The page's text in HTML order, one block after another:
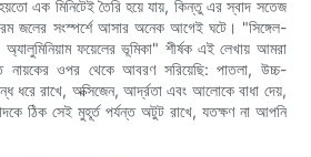
এক মিনিটেই তৈরি হয়ে যায়, কিন্তু এর স্বাদ সতেজ
গরম জলের সংস্পর্শে আসার অনেক আগেই ঘটে। "সিঙ্গেল-
ফয়েলের ভূমিকা" শীর্ষক এই লেখায় আমরা
নায়কের ওপর থেকে আবরণ সরিয়েছি: পাতলা, উচ্চ-
ধরে রাখে, অক্সিজেন, আর্দ্রতা এবং আলোকে বাধা দেয়,
ঠিক সেই মুহূর্ত পর্যন্ত অটুট রাখে, যতক্ষণ না আপনি